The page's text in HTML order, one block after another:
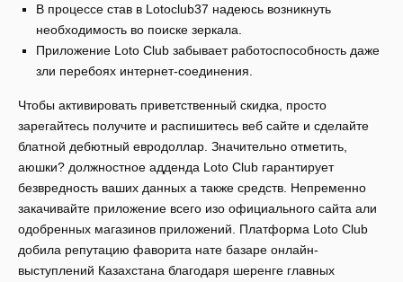
В процессе став в Lotoclub37 надеюсь возникнуть
необходимость во поиске зеркала.
Приложение Loto Club забывает работоспособность даже
зли перебоях интернет-соединения.
Чтобы активировать приветственный скидка, просто
зарегайтесь получите и распишитесь веб сайте и сделайте
блатной дебютный евродоллар. Значительно отметить,
аюшки? должностное адденда Loto Club гарантирует
безвредность ваших данных а также средств. Непременно
закачивайте приложение всего изо официального сайта али
одобренных магазинов приложений. Платформа Loto Club
добила репутацию фаворита нате базаре онлайн-
выступлений Казахстана благодаря шеренге главных